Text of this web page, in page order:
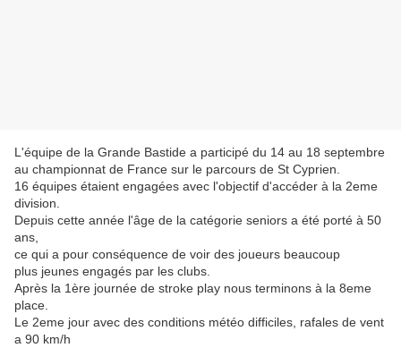
L'équipe de la Grande Bastide a participé du 14 au 18 septembre
au championnat de France sur le parcours de St Cyprien.
16 équipes étaient engagées avec l'objectif d'accéder à la 2eme
division.
Depuis cette année l'âge de la catégorie seniors a été porté à 50
ans,
ce qui a pour conséquence de voir des joueurs beaucoup
plus jeunes engagés par les clubs.
Après la 1ère journée de stroke play nous terminons à la 8eme
place.
Le 2eme jour avec des conditions météo difficiles, rafales de vent
a 90 km/h